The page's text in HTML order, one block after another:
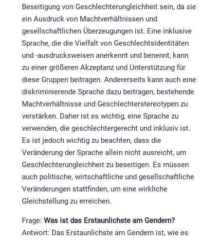
Beseitigung von Geschlechterungleichheit sein, da sie
ein Ausdruck von Machtverhältnissen und
gesellschaftlichen Überzeugungen ist. Eine inklusive
Sprache, die die Vielfalt von Geschlechtsidentitäten
und -ausdrucksweisen anerkennt und benennt, kann
zu einer größeren Akzeptanz und Unterstützung für
diese Gruppen beitragen. Andererseits kann auch eine
diskriminierende Sprache dazu beitragen, bestehende
Machtverhältnisse und Geschlechterstereotypen zu
verstärken. Daher ist es wichtig, eine Sprache zu
verwenden, die geschlechtergerecht und inklusiv ist.
Es ist jedoch wichtig zu beachten, dass die
Veränderung der Sprache allein nicht ausreicht, um
Geschlechterungleichheit zu beseitigen. Es müssen
auch politische, wirtschaftliche und gesellschaftliche
Veränderungen stattfinden, um eine wirkliche
Gleichstellung zu erreichen.
Frage: Was ist das Erstaunlichste am Gendern?
Antwort: Das Erstaunlichste am Gendern ist, wie es